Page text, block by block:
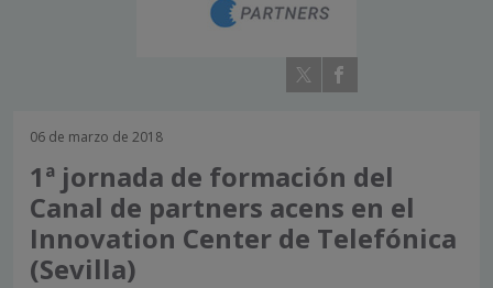
06 de marzo de 2018
1ª jornada de formación del
Canal de partners acens en el
Innovation Center de Telefónica
(Sevilla)